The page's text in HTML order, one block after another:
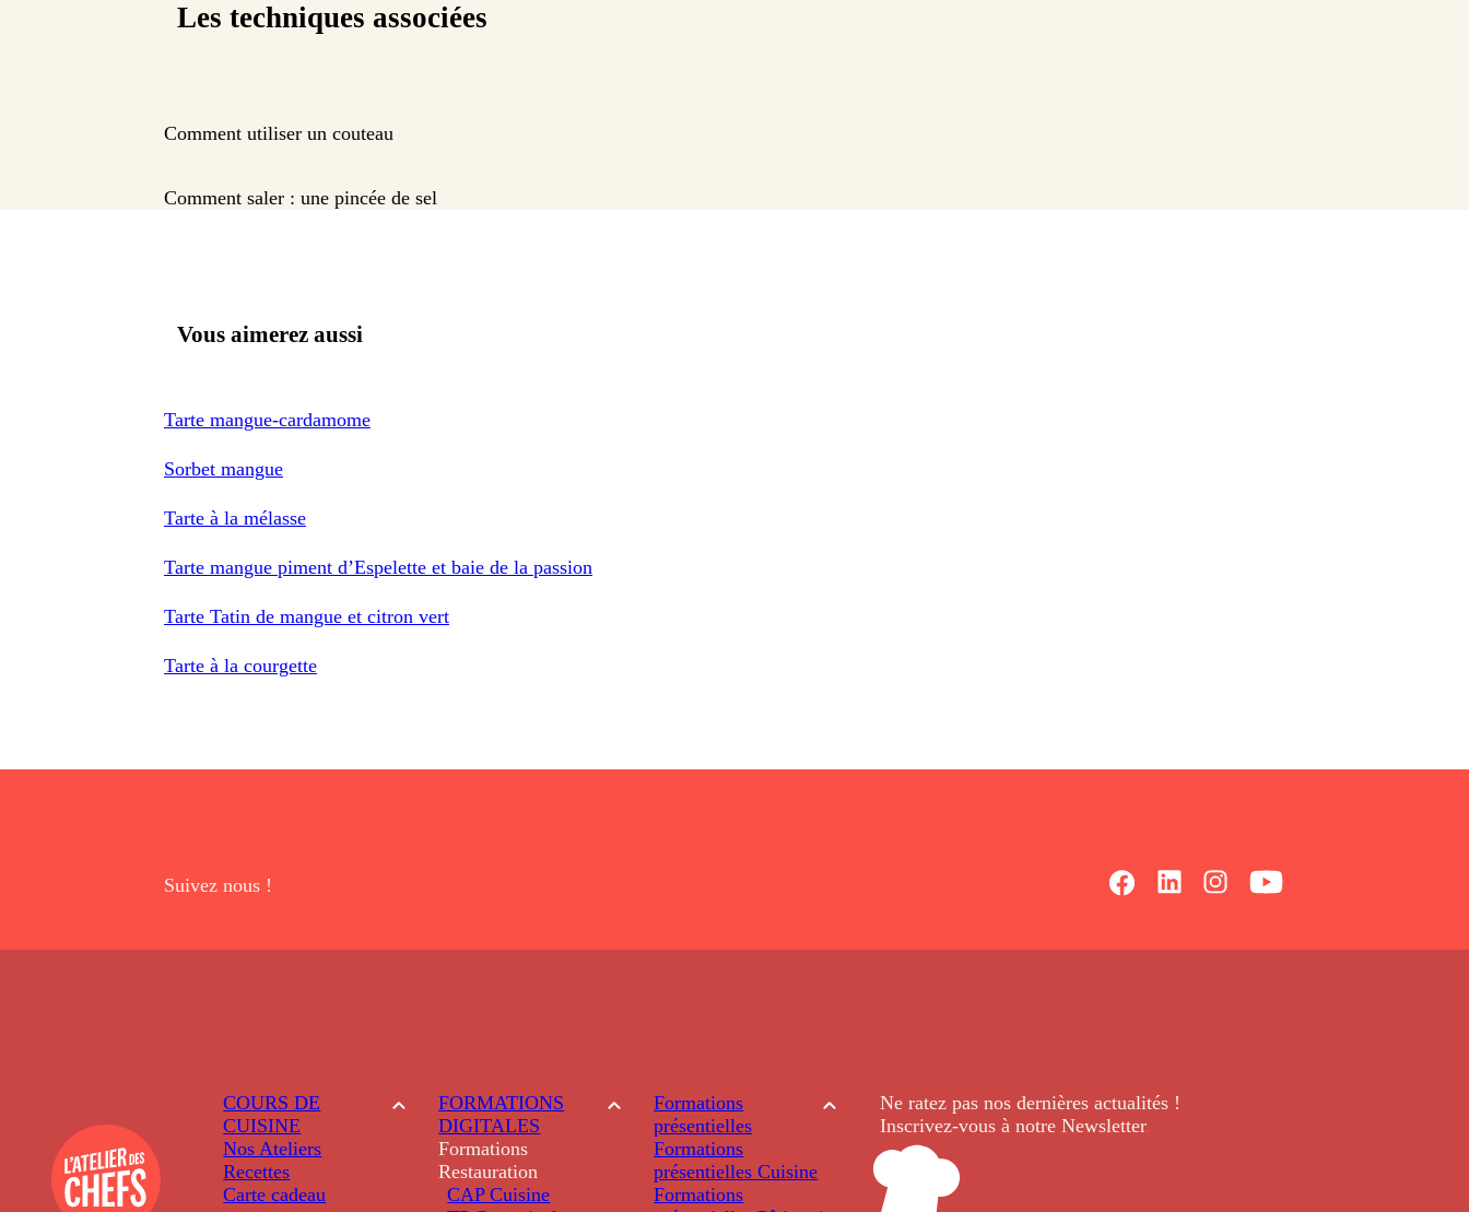
Les techniques associées
Comment utiliser un couteau
Comment saler : une pincée de sel
Vous aimerez aussi
Tarte mangue-cardamome
Sorbet mangue
Tarte à la mélasse
Tarte mangue piment d’Espelette et baie de la passion
Tarte Tatin de mangue et citron vert
Tarte à la courgette
Suivez nous !
COURS DE
CUISINE
Nos Ateliers
Recettes
Carte cadeau
FORMATIONS
DIGITALES
Formations
Restauration
CAP Cuisine
Formations
présentielles
Formations
présentielles Cuisine
Formations
Ne ratez pas nos dernièresactualités !
Inscrivez-vous à notre Newsletter.